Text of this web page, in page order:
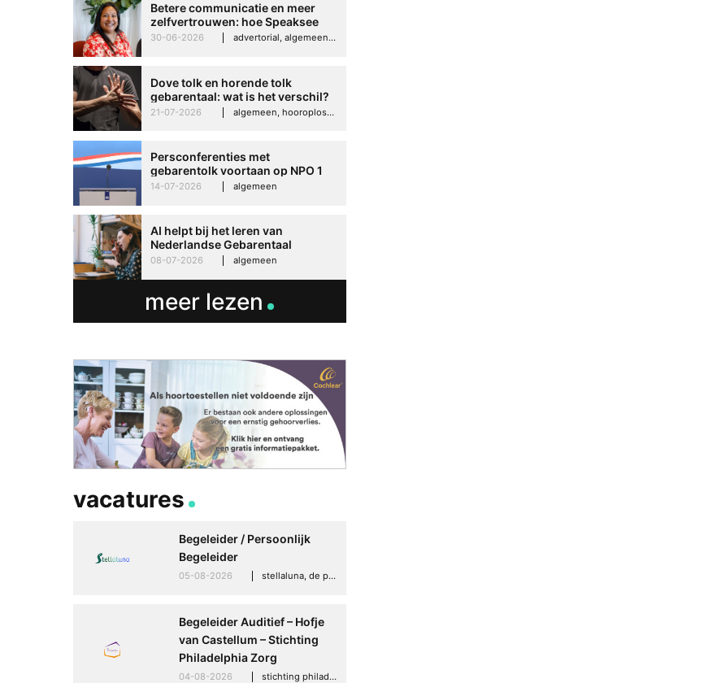
Betere communicatie en meer
zelfvertrouwen: hoe Speaksee
Imelda helpt om te groeien in
30-06-2026 advertorial, algemeen, hooroplossingen, interview
Dove tolk en horende tolk
gebarentaal: wat is het verschil?
21-07-2026 algemeen, hooroplossingen, hoorproblemen, samenleving & maatschappij
Persconferenties met
gebarentolk voortaan op NPO 1
Extra
14-07-2026 algemeen
AI helpt bij het leren van
Nederlandse Gebarentaal
08-07-2026 algemeen
meer lezen
vacatures
Begeleider / Persoonlijk
Begeleider
05-08-2026 stellaluna, de punt (drenthe)
Begeleider Auditief – Hofje
van Castellum – Stichting
Philadelphia Zorg
04-08-2026 stichting philadelphia zorg, den haag